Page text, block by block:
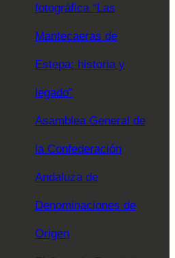
fotográfica “Las
Mantecaeras de
Estepa: historia y
legado”
Asamblea General de
la Confederación
Andaluza de
Denominaciones de
Origen